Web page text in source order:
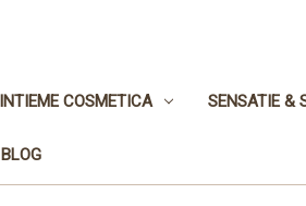
INTIEME COSMETICA SENSATIE &
BLOG